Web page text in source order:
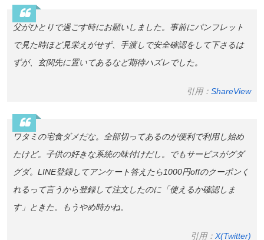
父がひとりで過ごす時にお願いしました。事前にパンフレット
で見た時ほど見栄えがせず、手渡しで安全確認をして下さるは
ずが、玄関先に置いてあるなど期待ハズレでした。
引用： ShareView
ワタミの宅食ダメだな。全部切ってあるのが便利で利用し始め
たけど。子供の好きな系統の味付けだし。でもサービスがグダ
グダ。LINE登録してアンケート答えたら1000円offのクーポンく
れるって言うから登録して注文したのに「使えるか確認しま
す」ときた。もうやめ時かね。
引用： X(Twitter)